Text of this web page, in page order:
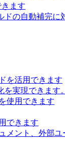
ます
ドの自動補完に
を活用できます
実現できます。
使用できます
できます
ント、外部